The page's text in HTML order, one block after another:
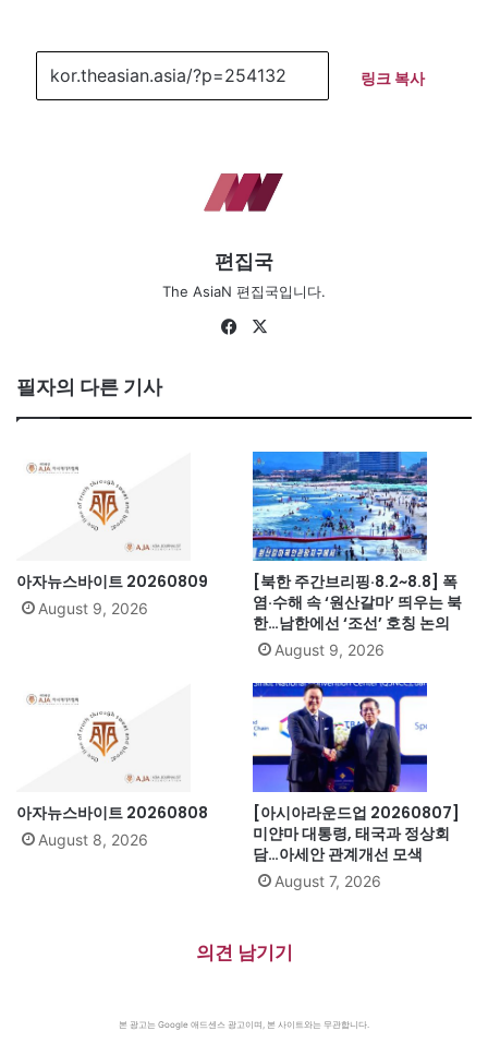
링크 복사
편집국
The AsiaN 편집국입니다.
Fa
필자의 다른 기사
아자뉴스바이트 20260809
August 9, 2026
[북한 주간브리핑·8.2~8.8] 폭
염·수해 속 ‘원산갈마’ 띄우는 북
한…남한에선 ‘조선’ 호칭 논의
August 9, 2026
아자뉴스바이트 20260808
August 8, 2026
[아시아라운드업 20260807]
미얀마 대통령, 태국과 정상회
담…아세안 관계개선 모색
August 7, 2026
의견 남기기
본 광고는 Google 애드센스 광고이며, 본 사이트와는 무관합니다.